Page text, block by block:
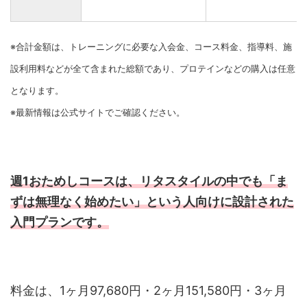
※合計金額は、トレーニングに必要な入会金、コース料金、指導料、施
設利用料などが全て含まれた総額であり、プロテインなどの購入は任意
となります。
※最新情報は公式サイトでご確認ください。
週1おためしコースは、リタスタイルの中でも「ま
ずは無理なく始めたい」という人向けに設計された
入門プランです。
料金は、1ヶ月97,680円・2ヶ月151,580円・3ヶ月